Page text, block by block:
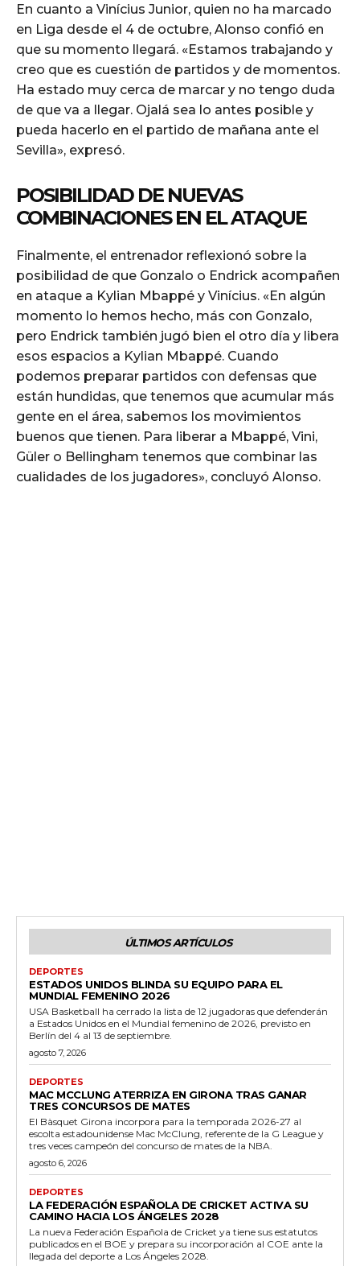
En cuanto a Vinícius Junior, quien no ha marcado
en Liga desde el 4 de octubre, Alonso confió en
que su momento llegará. «Estamos trabajando y
creo que es cuestión de partidos y de momentos.
Ha estado muy cerca de marcar y no tengo duda
de que va a llegar. Ojalá sea lo antes posible y
pueda hacerlo en el partido de mañana ante el
Sevilla», expresó.
POSIBILIDAD DE NUEVAS
COMBINACIONES EN EL ATAQUE
Finalmente, el entrenador reflexionó sobre la
posibilidad de que Gonzalo o Endrick acompañen
en ataque a Kylian Mbappé y Vinícius. «En algún
momento lo hemos hecho, más con Gonzalo,
pero Endrick también jugó bien el otro día y libera
esos espacios a Kylian Mbappé. Cuando
podemos preparar partidos con defensas que
están hundidas, que tenemos que acumular más
gente en el área, sabemos los movimientos
buenos que tienen. Para liberar a Mbappé, Vini,
Güler o Bellingham tenemos que combinar las
cualidades de los jugadores», concluyó Alonso.
ÚLTIMOS ARTÍCULOS
DEPORTES
ESTADOS UNIDOS BLINDA SU EQUIPO PARA EL
MUNDIAL FEMENINO 2026
USA Basketball ha cerrado la lista de 12 jugadoras que defenderán
a Estados Unidos en el Mundial femenino de 2026, previsto en
Berlín del 4 al 13 de septiembre.
agosto 7, 2026
DEPORTES
MAC MCCLUNG ATERRIZA EN GIRONA TRAS GANAR
TRES CONCURSOS DE MATES
El Bàsquet Girona incorpora para la temporada 2026-27 al
escolta estadounidense Mac McClung, referente de la G League y
tres veces campeón del concurso de mates de la NBA.
agosto 6, 2026
DEPORTES
LA FEDERACIÓN ESPAÑOLA DE CRICKET ACTIVA SU
CAMINO HACIA LOS ÁNGELES 2028
La nueva Federación Española de Cricket ya tiene sus estatutos
publicados en el BOE y prepara su incorporación al COE ante la
llegada del deporte a Los Ángeles 2028.